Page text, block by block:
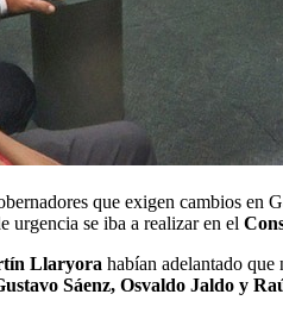
que exigen cambios en
urgencia se iba a realizar en el
Llaryora habían adelantado
Sáenz, Osvaldo Jaldo y